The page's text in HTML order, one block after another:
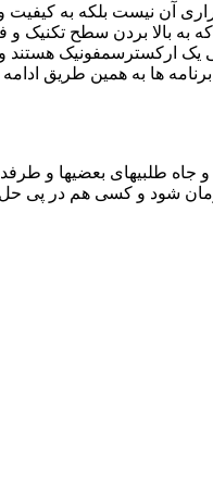
آن نیست بلکه به
بالا بردن سطح تکنیک
یک ارکسترسمفونیک
ها به همین طریق
جاه طلبیهای بعضیها و
شود و کسی هم در پی